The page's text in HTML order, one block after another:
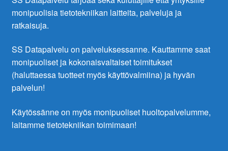
monipuolisia tietotekniikan laitteita, palveluja ja
ratkaisuja.
SS Datapalvelu on palveluksessanne. Kauttamme saat
monipuoliset ja kokonaisvaltaiset toimitukset
(haluttaessa tuotteet myös käyttövalmiina) ja hyvän
palvelun!
Käytössänne on myös monipuoliset huoltopalvelumme,
laitamme tietotekniikan toimimaan!